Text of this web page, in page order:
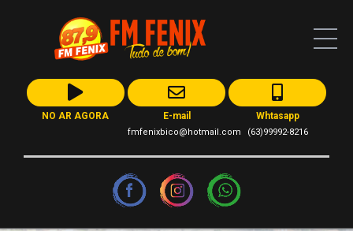
NO AR AGORA E-mail
fmfenixbico@hotmail.com
Whtasapp
(63)99992-8216